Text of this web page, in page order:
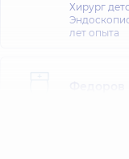
Хирург
лет опыта